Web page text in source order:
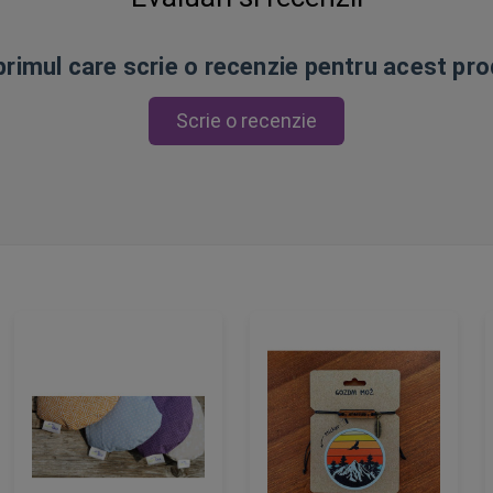
care scrie o recenzie pentru acest
Scrie o recenzie